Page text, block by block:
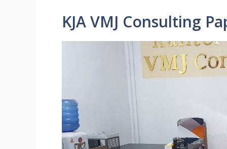
KJA VMJ Consulting